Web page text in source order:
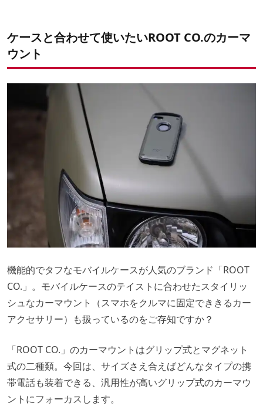
ケースと合わせて使いたいROOT CO.のカーマ
ウント
機能的でタフなモバイルケースが人気のブランド「ROOT
CO.」。モバイルケースのテイストに合わせたスタイリッ
シュなカーマウント（スマホをクルマに固定でききるカー
アクセサリー）も扱っているのをご存知ですか？
「ROOT CO.」のカーマウントはグリップ式とマグネット
式の二種類。今回は、サイズさえ合えばどんなタイプの携
帯電話も装着できる、汎用性が高いグリップ式のカーマウ
ントにフォーカスします。